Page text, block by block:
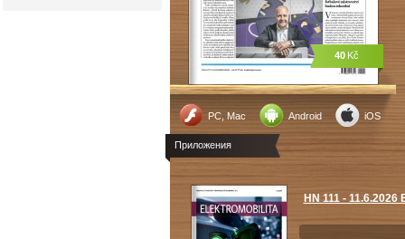
PC, Mac Android iOS
40 Kč
Приложения
HN 111 -